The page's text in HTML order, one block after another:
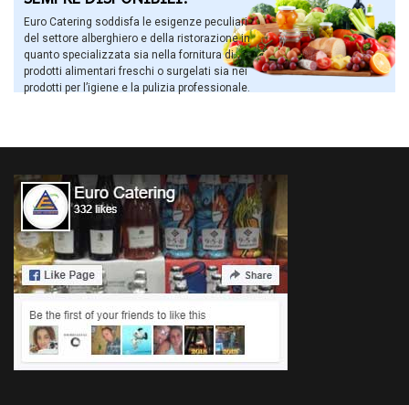
Euro Catering soddisfa le esigenze peculiari
del settore alberghiero e della ristorazione in
quanto specializzata sia nella fornitura di
prodotti alimentari freschi o surgelati sia nei
prodotti per l’igiene e la pulizia professionale.